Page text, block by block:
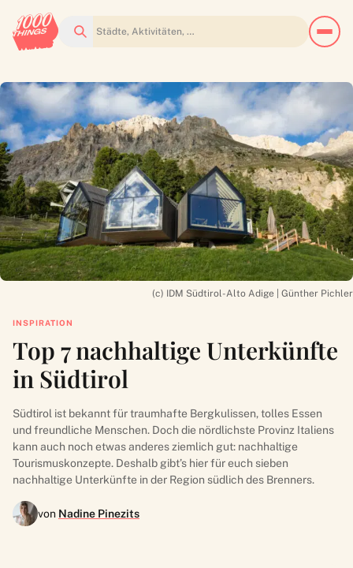
Suchen
(c) IDM Südtirol-Alto Adige | Günther Pichler
INSPIRATION
Top 7 nachhaltige Unterkünfte
in Südtirol
Südtirol ist bekannt für traumhafte Bergkulissen, tolles Essen
und freundliche Menschen. Doch die nördlichste Provinz Italiens
kann auch noch etwas anderes ziemlich gut: nachhaltige
Tourismuskonzepte. Deshalb gibt’s hier für euch sieben
nachhaltige Unterkünfte in der Region südlich des Brenners.
von Nadine Pinezits